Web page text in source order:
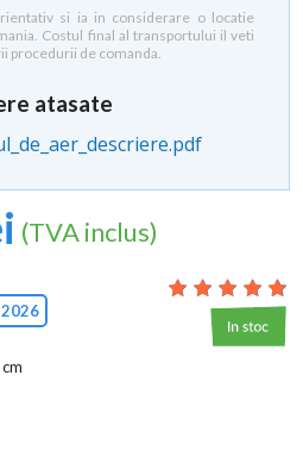
si ia in considerare o locatie
Costul final al transportului il veti
procedurii de comanda.
atasate
(TVA inclus)